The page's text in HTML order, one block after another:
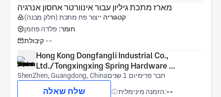
מארז מתכת גיליון עבור אינוורטר אחסון אנרגיה
קטגוריה ייצור פח מתכת (חלק מבנה)
חומר: פלדה פחמן
קיבולת --
Hong Kong Dongfangli Industrial Co.,
Ltd./Tongxingxing Spring Hardware
(Shenzhen) Co., Ltd
ShenZhen, Guangdong, China חבר פרימיום 1 שנים
שלח שאלה הזמנה מינימלית:--